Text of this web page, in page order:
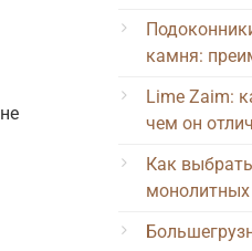
камня:
Lime Zaim:
чем он
Как